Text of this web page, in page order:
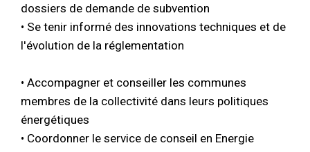
dossiers de demande de subvention
• Se tenir informé des innovations techniques et de
l'évolution de la réglementation
• Accompagner et conseiller les communes
membres de la collectivité dans leurs politiques
énergétiques
• Coordonner le service de conseil en Energie